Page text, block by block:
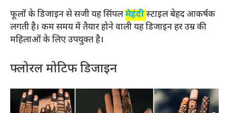
फूलों के डिजाइन से सजी यह सिंपलमेहंदीस्टाइल बेहद आकर्षक
लगती है। कम समय में तैयार होने वाली यह डिजाइन हर उम्र की
महिलाओं के लिए उपयुक्त है।
फ्लोरल मोटिफ डिजाइन